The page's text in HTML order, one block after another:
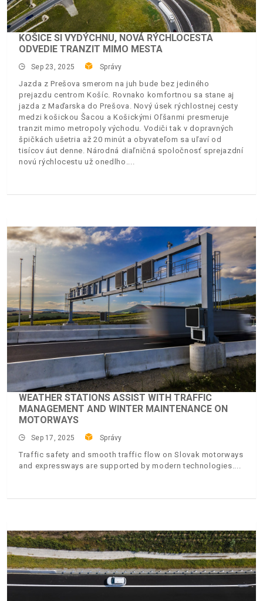
KOŠICE SI VYDÝCHNU, NOVÁ RÝCHLOCESTA
ODVEDIE TRANZIT MIMO MESTA
Sep 23, 2025 Správy
Jazda z Prešova smerom na juh bude bez jediného
prejazdu centrom Košíc. Rovnako komfortnou sa stane aj
jazda z Maďarska do Prešova. Nový úsek rýchlostnej cesty
medzi košickou Šacou a Košickými Oľšanmi presmeruje
tranzit mimo metropoly východu. Vodiči tak v dopravných
špičkách ušetria až 20 minút a obyvateľom sa uľaví od
tisícov áut denne. Národná diaľničná spoločnosť sprejazdní
novú rýchlocestu už onedlho.
WEATHER STATIONS ASSIST WITH TRAFFIC
MANAGEMENT AND WINTER MAINTENANCE ON
MOTORWAYS
Sep 17, 2025 Správy
Traffic safety and smooth traffic flow on Slovak motorways
and expressways are supported by modern technologies.